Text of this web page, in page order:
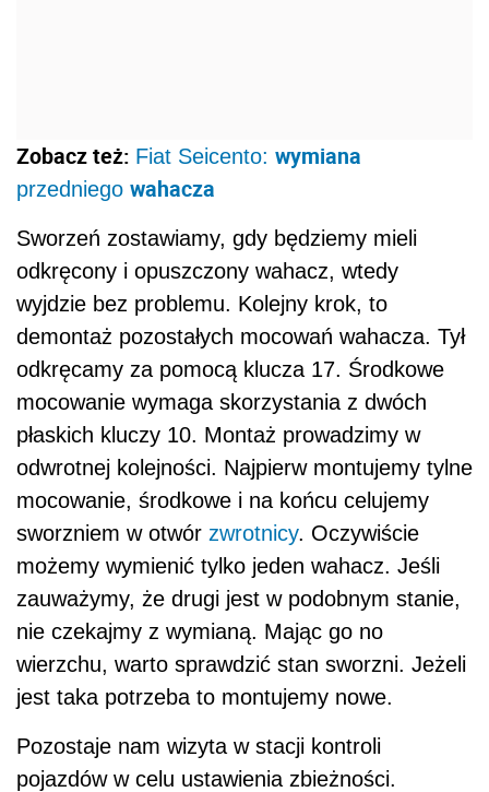
Zobacz też: Fiat Seicento: wymiana
przedniego wahacza
Sworzeń zostawiamy, gdy będziemy mieli
odkręcony i opuszczony wahacz, wtedy
wyjdzie bez problemu. Kolejny krok, to
demontaż pozostałych mocowań wahacza. Tył
odkręcamy za pomocą klucza 17. Środkowe
mocowanie wymaga skorzystania z dwóch
płaskich kluczy 10. Montaż prowadzimy w
odwrotnej kolejności. Najpierw montujemy tylne
mocowanie, środkowe i na końcu celujemy
sworzniem w otwór zwrotnicy. Oczywiście
możemy wymienić tylko jeden wahacz. Jeśli
zauważymy, że drugi jest w podobnym stanie,
nie czekajmy z wymianą. Mając go no
wierzchu, warto sprawdzić stan sworzni. Jeżeli
jest taka potrzeba to montujemy nowe.
Pozostaje nam wizyta w stacji kontroli
pojazdów w celu ustawienia zbieżności.